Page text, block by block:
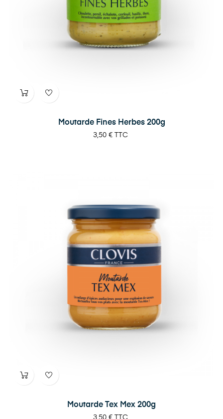
Moutarde Fines Herbes 200g
Prix
3,50 € TTC
Moutarde Tex Mex 200g
Prix
3,50 € TTC